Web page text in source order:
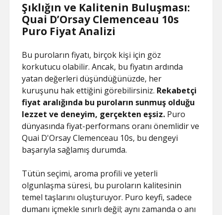
Şıklığın ve Kalitenin Buluşması:
Quai D’Orsay Clemenceau 10s
Puro Fiyat Analizi
Bu puroların fiyatı, birçok kişi için göz
korkutucu olabilir. Ancak, bu fiyatın ardında
yatan değerleri düşündüğünüzde, her
kuruşunu hak ettiğini görebilirsiniz. Rekabetçi
fiyat aralığında bu puroların sunmuş olduğu
lezzet ve deneyim, gerçekten eşsiz. Puro
dünyasında fiyat-performans oranı önemlidir ve
Quai D'Orsay Clemenceau 10s, bu dengeyi
başarıyla sağlamış durumda.
Tütün seçimi, aroma profili ve yeterli
olgunlaşma süresi, bu puroların kalitesinin
temel taşlarını oluşturuyor. Puro keyfi, sadece
dumanı içmekle sınırlı değil; aynı zamanda o anı